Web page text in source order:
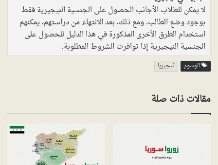
لا يمكن للطلاب الأجانب الحصول على الجنسية النيجيرية فقط
بوجود وضع الطالب. ومع ذلك، بعد الانتهاء من دراستهم، يمكنهم
استخدام الطرق الأخرى المذكورة في هذا الدليل للحصول على
الجنسية النيجيرية إذا توافرت الشروط المطلوبة.
الوسوم نيجيريا
مقالات ذات صلة